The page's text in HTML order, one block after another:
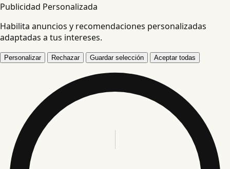
Publicidad Personalizada
Habilita anuncios y recomendaciones personalizadas
adaptadas a tus intereses.
Personalizar Rechazar Guardar selección Aceptar todas